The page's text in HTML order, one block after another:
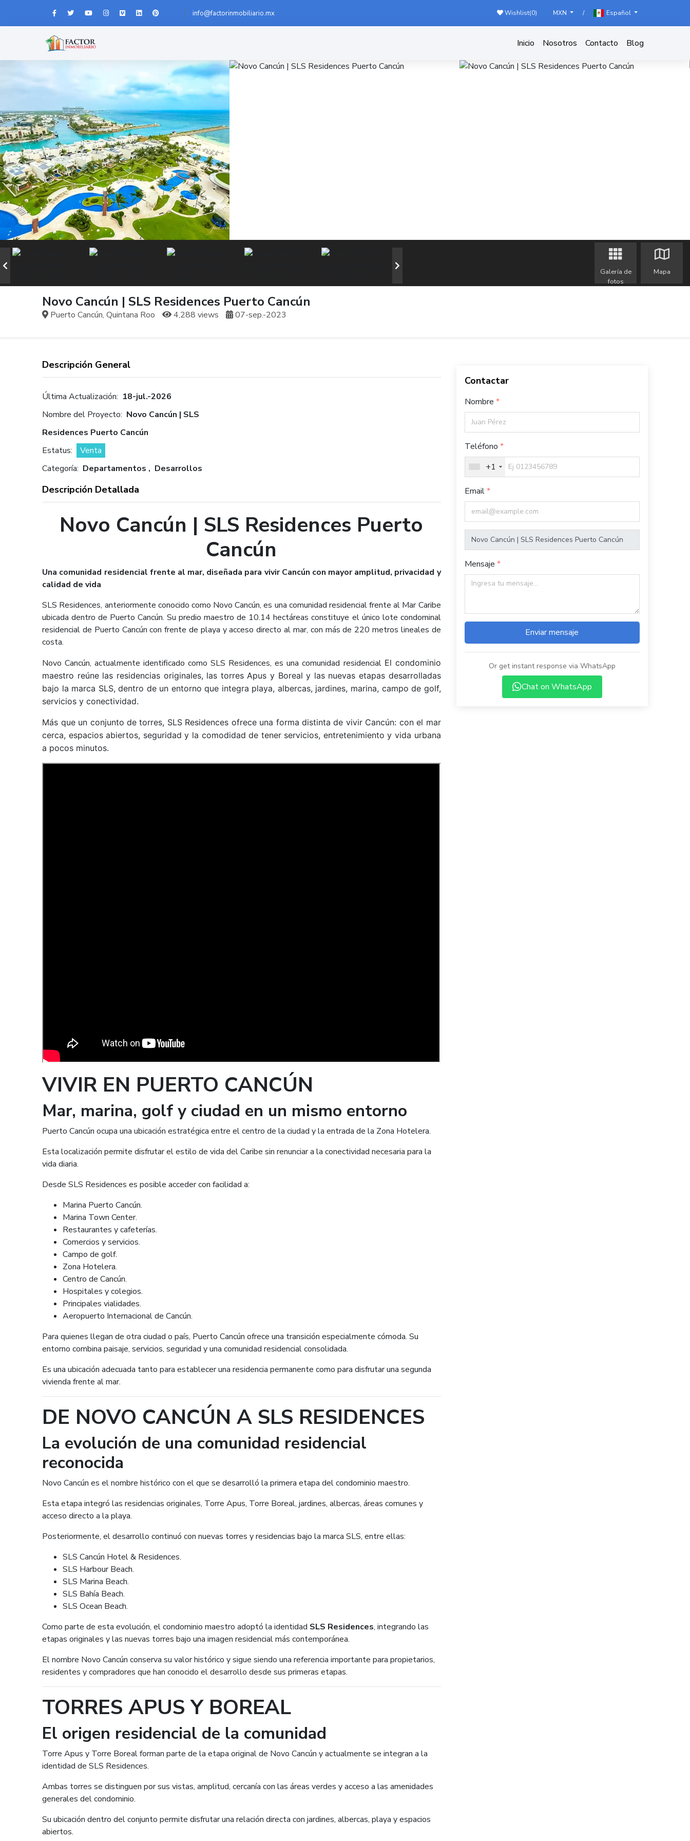
info@factorinmobiliario.mx Wishlist(0) MXN / Español
Inicio Nosotros Contacto Blog
Galería de
fotos
Mapa
Novo Cancún | SLS Residences Puerto Cancún
Puerto Cancún, Quintana Roo 4,288 views 07-sep.-2023
Descripción General
Última Actualización: 18-jul.-2026
Nombre del Proyecto: Novo Cancún | SLS
Residences Puerto Cancún
Estatus:
Venta
Categoría: Departamentos , Desarrollos
Descripción Detallada
Novo Cancún | SLS Residences Puerto
Cancún
Una comunidad residencial frente al mar, diseñada para vivir Cancún con mayor amplitud, privacidad y
calidad de vida
SLS Residences, anteriormente conocido como Novo Cancún, es una comunidad residencial frente al Mar Caribe
ubicada dentro de Puerto Cancún. Su predio maestro de 10.14 hectáreas constituye el único lote condominal
residencial de Puerto Cancún con frente de playa y acceso directo al mar, con más de 220 metros lineales de
costa.
Novo Cancún, actualmente identificado como SLS Residences, es una comunidad residencial El condominio
maestro reúne las residencias originales, las torres Apus y Boreal y las nuevas etapas desarrolladas
bajo la marca SLS, dentro de un entorno que integra playa, albercas, jardines, marina, campo de golf,
servicios y conectividad.
Más que un conjunto de torres, SLS Residences ofrece una forma distinta de vivir Cancún: con el mar
cerca, espacios abiertos, seguridad y la comodidad de tener servicios, entretenimiento y vida urbana
a pocos minutos.
VIVIR EN PUERTO CANCÚN
Mar, marina, golf y ciudad en un mismo entorno
Puerto Cancún ocupa una ubicación estratégica entre el centro de la ciudad y la entrada de la Zona Hotelera.
Esta localización permite disfrutar el estilo de vida del Caribe sin renunciar a la conectividad necesaria para la
vida diaria.
Desde SLS Residences es posible acceder con facilidad a:
Marina Puerto Cancún.
Marina Town Center.
Restaurantes y cafeterías.
Comercios y servicios.
Campo de golf.
Zona Hotelera.
Centro de Cancún.
Hospitales y colegios.
Principales vialidades.
Aeropuerto Internacional de Cancún.
Para quienes llegan de otra ciudad o país, Puerto Cancún ofrece una transición especialmente cómoda. Su
entorno combina paisaje, servicios, seguridad y una comunidad residencial consolidada.
Es una ubicación adecuada tanto para establecer una residencia permanente como para disfrutar una segunda
vivienda frente al mar.
DE NOVO CANCÚN A SLS RESIDENCES
La evolución de una comunidad residencial
reconocida
Novo Cancún es el nombre histórico con el que se desarrolló la primera etapa del condominio maestro.
Esta etapa integró las residencias originales, Torre Apus, Torre Boreal, jardines, albercas, áreas comunes y
acceso directo a la playa.
Posteriormente, el desarrollo continuó con nuevas torres y residencias bajo la marca SLS, entre ellas:
SLS Cancún Hotel & Residences.
SLS Harbour Beach.
SLS Marina Beach.
SLS Bahía Beach.
SLS Ocean Beach.
Como parte de esta evolución, el condominio maestro adoptó la identidad SLS Residences, integrando las
etapas originales y las nuevas torres bajo una imagen residencial más contemporánea.
El nombre Novo Cancún conserva su valor histórico y sigue siendo una referencia importante para propietarios,
residentes y compradores que han conocido el desarrollo desde sus primeras etapas.
TORRES APUS Y BOREAL
El origen residencial de la comunidad
Torre Apus y Torre Boreal forman parte de la etapa original de Novo Cancún y actualmente se integran a la
identidad de SLS Residences.
Ambas torres se distinguen por sus vistas, amplitud, cercanía con las áreas verdes y acceso a las amenidades
generales del condominio.
Su ubicación dentro del conjunto permite disfrutar una relación directa con jardines, albercas, playa y espacios
abiertos.
Contactar
Nombre
Teléfono
+1
Email
Mensaje
Enviar mensaje
Or get instant response via WhatsApp
Chat on WhatsApp